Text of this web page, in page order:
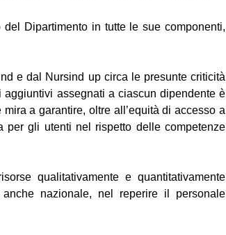
Dipartimento in tutte le sue componenti,
e dal Nursind up circa le presunte criticità
assegnati a ciascun dipendente è
a garantire, oltre all’equità di accesso a
per gli utenti nel rispetto delle competenze
qualitativamente e quantitativamente
nazionale, nel reperire il personale